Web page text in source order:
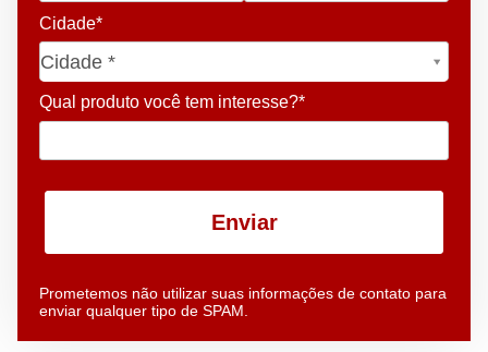
Cidade*
Cidade *
Cidade*
Qual produto você tem interesse?*
Enviar
Prometemos não utilizar suas informações de contato para
enviar qualquer tipo de SPAM.